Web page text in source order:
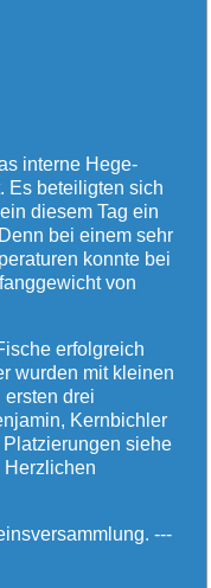
interne Hege-
Es beteiligten sich
diesem Tag ein
bei einem sehr
konnte bei
von
erfolgreich
wurden mit kleinen
drei
Kernbichler
Platzierungen siehe
Herzlichen
---